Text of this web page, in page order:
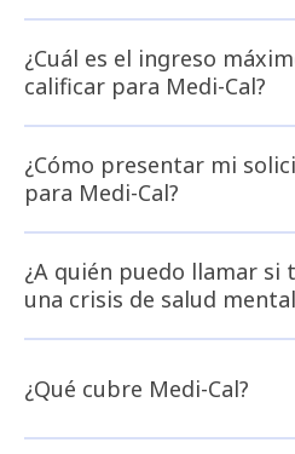
¿Cuál es el ingreso
calificar para Medi-Cal?
¿Cómo presentar mi
para Medi-Cal?
¿A quién puedo llamar si
una crisis de salud
¿Qué cubre Medi-Cal?